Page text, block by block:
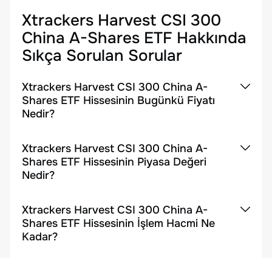
Xtrackers Harvest CSI 300
China A-Shares ETF Hakkında
Sıkça Sorulan Sorular
Xtrackers Harvest CSI 300 China A-
Shares ETF Hissesinin Bugünkü Fiyatı
Nedir?
Xtrackers Harvest CSI 300 China A-
Shares ETF Hissesinin Piyasa Değeri
Nedir?
Xtrackers Harvest CSI 300 China A-
Shares ETF Hissesinin İşlem Hacmi Ne
Kadar?